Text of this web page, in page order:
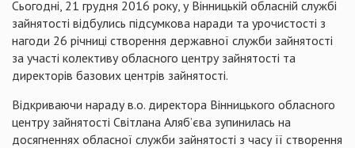
Сьогодні, 21 грудня 2016 року, у Вінницькій обласній службі
зайнятості відбулись підсумкова наради та урочистості з
нагоди 26 річниці створення державної служби зайнятості
за участі колективу обласного центру зайнятості та
директорів базових центрів зайнятості.
Відкриваючи нараду в.о. директора Вінницького обласного
центру зайнятості Світлана Аляб’єва зупинилась на
досягненнях обласної служби зайнятості з часу її створення